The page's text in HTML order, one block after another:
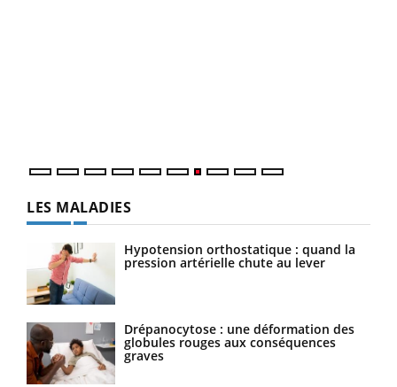
LES MALADIES
Hypotension orthostatique : quand la
pression artérielle chute au lever
Drépanocytose : une déformation des
globules rouges aux conséquences
graves